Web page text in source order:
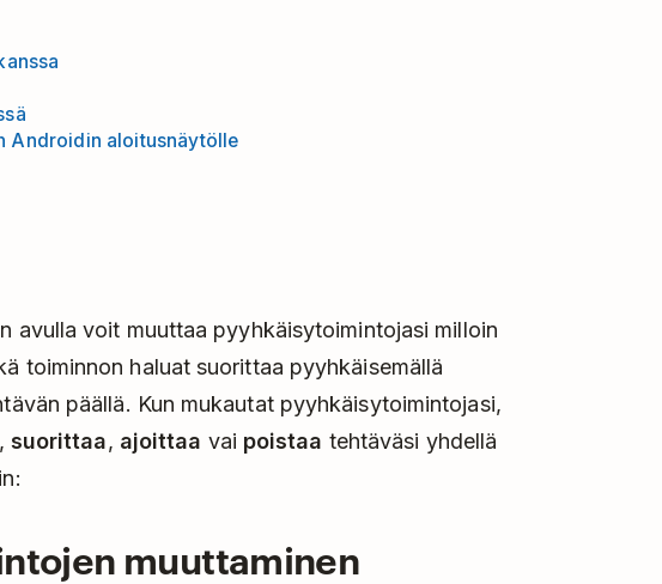
Androidin aloitusnäytölle
avulla voit muuttaa pyyhkäisytoimintojasi milloin
toiminnon haluat suorittaa pyyhkäisemällä
päällä. Kun mukautat pyyhkäisytoimintojasi,
, suorittaa, ajoittaa vai poistaa tehtäväsi yhdellä
muuttaminen